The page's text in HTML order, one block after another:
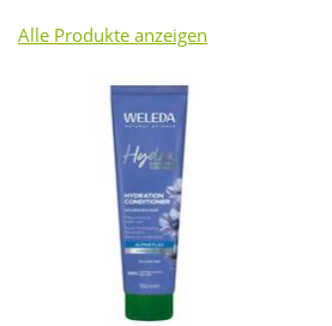
Alle Produkte anzeigen